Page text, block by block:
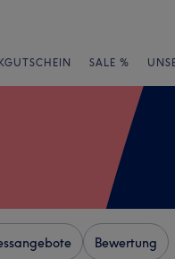
SALE %
Bewertung